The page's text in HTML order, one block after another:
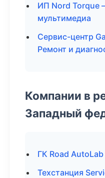
ИП Nord Torque
мультимедиа
Сервис-центр
Ремонт и
Компании в
Западный
ГК Road
Техстанция